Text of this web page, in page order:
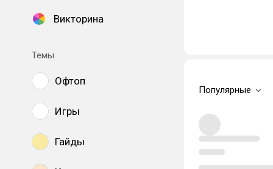
Викторина
Темы
Офтоп
Игры
Гайды
Популярные